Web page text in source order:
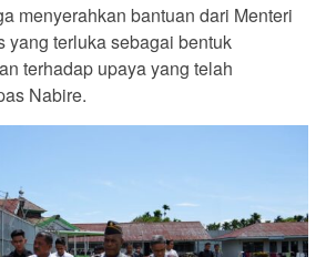
menyerahkan bantuan dari Menteri
yang terluka sebagai bentuk
terhadap upaya yang telah
Nabire.